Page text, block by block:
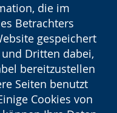
die im
Betrachters
gespeichert
Dritten dabei,
bereitzustellen
Seiten benutzt
Cookies von